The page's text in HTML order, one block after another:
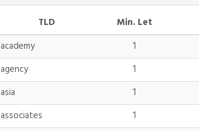
TLD Min. Let
academy
1
agency
1
asia
1
associates
1